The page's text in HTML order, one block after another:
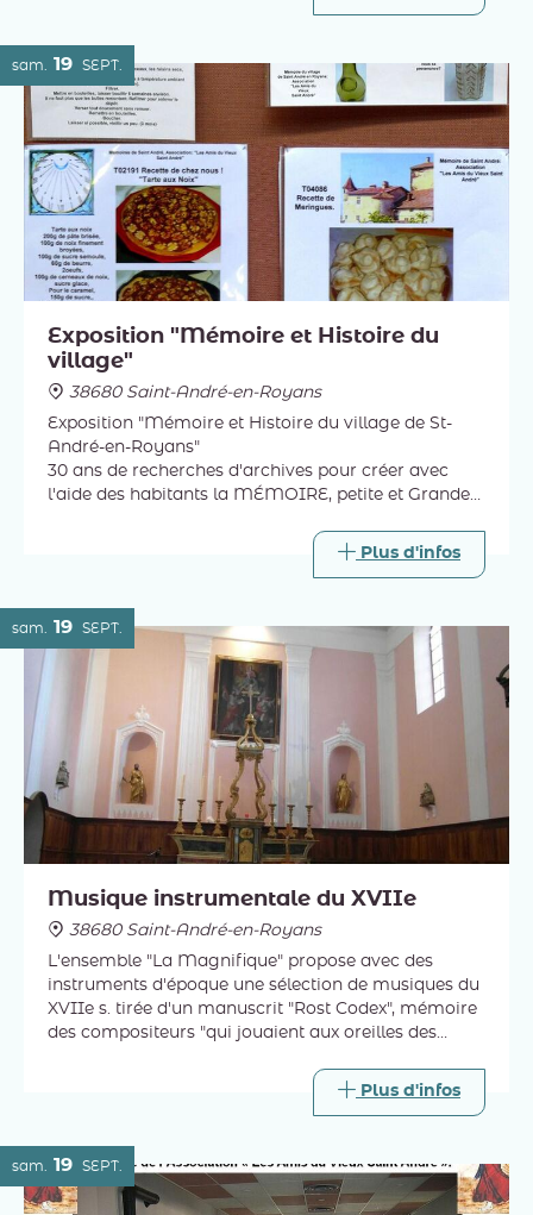
sam. 19 SEPT.
Exposition "Mémoire et Histoire du
village"
38680 Saint-André-en-Royans
Exposition "Mémoire et Histoire du village de St-
André-en-Royans"
30 ans de recherches d'archives pour créer avec
l'aide des habitants la MÉMOIRE, petite et Grande
Histoire des circuits patrimoniaux, des 140 maisons
Plus d'infos
sam. 19 SEPT.
Musique instrumentale du XVIIe
38680 Saint-André-en-Royans
L'ensemble "La Magnifique" propose avec des
instruments d'époque une sélection de musiques du
XVIIe s. tirée d'un manuscrit "Rost Codex", mémoire
des compositeurs "qui jouaient aux oreilles des
Plus d'infos
sam. 19 SEPT.